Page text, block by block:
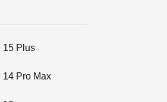
15 Plus
14 Pro Max